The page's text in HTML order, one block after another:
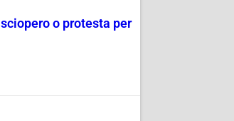
o protesta per